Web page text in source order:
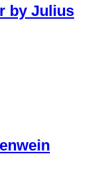
by Julius